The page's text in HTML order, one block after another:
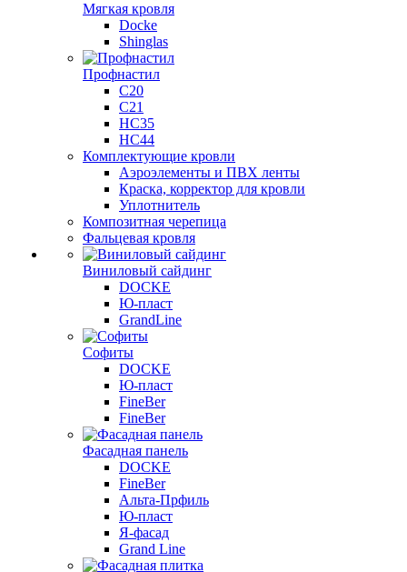
Мягкая кровля
Docke
Shinglas
Профнастил
C20
C21
НС35
НС44
Комплектующие кровли
Аэроэлементы и ПВХ ленты
Краска, корректор для кровли
Уплотнитель
Композитная черепица
Фальцевая кровля
Виниловый сайдинг
DOCKE
Ю-пласт
GrandLine
Софиты
DOCKE
Ю-пласт
FineBer
FineBer
Фасадная панель
DOCKE
FineBer
Альта-Прфиль
Ю-пласт
Я-фасад
Grand Line